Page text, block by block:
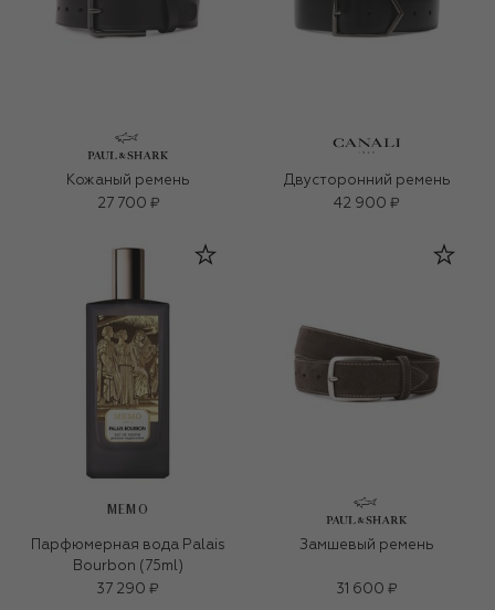
Кожаный ремень
27 700 ₽
Двусторонний ремень
42 900 ₽
MEMO
Парфюмерная вода Palais
Bourbon (75ml)
37 290 ₽
Замшевый ремень
31 600 ₽